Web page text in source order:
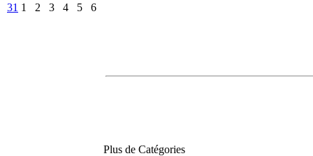
31 1 2 3 4 5 6
Plus de Catégories